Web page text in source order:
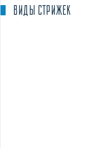
ВИДЫ СТРИЖЕК